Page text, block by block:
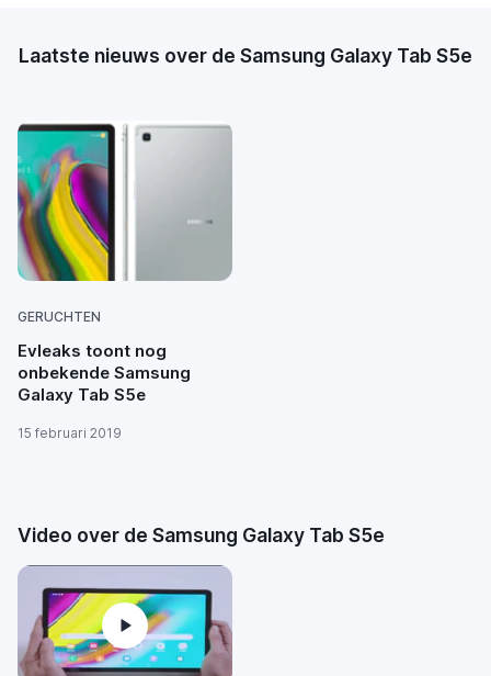
Laatste nieuws over de Samsung Galaxy Tab S5e
GERUCHTEN
Evleaks toont nog
onbekende Samsung
Galaxy Tab S5e
15 februari 2019
Video over de Samsung Galaxy Tab S5e